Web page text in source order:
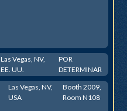
Las Vegas, NV,
EE. UU.
POR
DETERMINAR
Las Vegas, NV,
USA
Booth 2009,
Room N108